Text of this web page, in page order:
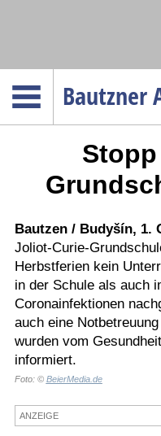
Bautzner
Gesellschaft
Wirtschaft
Service
Verkehr
Gesundheit
Kultur
Sport
Termine
Kostenlos
Bautzen / Budyšín, 1.
Joliot-Curie-
Herbstferien kein
in der Schule als auch
Coronainfektionen
auch eine
wurden vom
informiert.
Foto: © BeierMedia.de
ANZEIGE